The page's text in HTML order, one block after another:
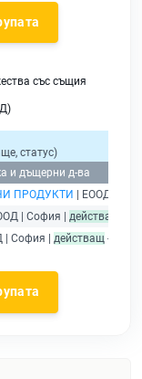
със същия
статус)
и дъщерни д-ва
ПРОДУКТИ
| ЕООД |
| София | действащ
| София | действащ -